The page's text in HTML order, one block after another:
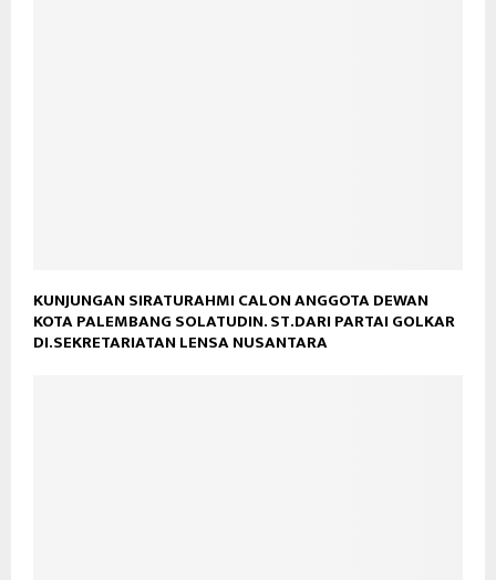
KUNJUNGAN SIRATURAHMI CALON ANGGOTA DEWAN
KOTA PALEMBANG SOLATUDIN. ST.DARI PARTAI GOLKAR
DI.SEKRETARIATAN LENSA NUSANTARA